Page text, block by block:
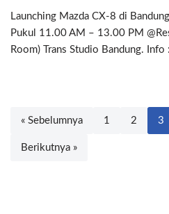
Launching Mazda CX-8 di
Pukul 11.00 AM – 13.00 PM
Room) Trans Studio Bandung.
« Sebelumnya 1 2 3
Berikutnya »